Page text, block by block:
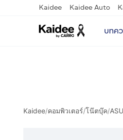
Kaidee Kaidee Auto
บทค
Kaidee/คอมพิวเตอร์/โน๊ตบุ๊ค/